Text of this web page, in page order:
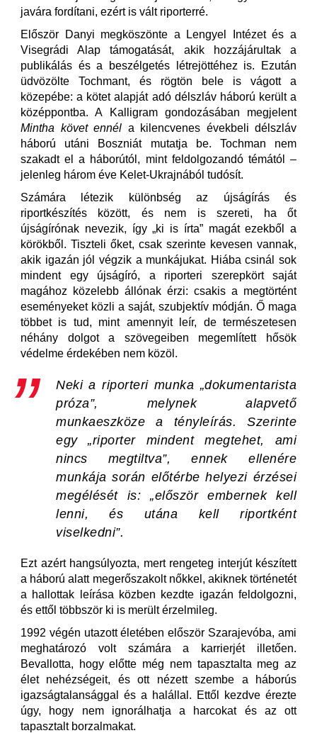
javára fordítani, ezért is vált riporterré.
Először Danyi megköszönte a Lengyel Intézet és a
Visegrádi Alap támogatását, akik hozzájárultak a
publikálás és a beszélgetés létrejöttéhez is. Ezután
üdvözölte Tochmant, és rögtön bele is vágott a
közepébe: a kötet alapját adó délszláv háború került a
középpontba. A Kalligram gondozásában megjelent
Mintha követ ennél a kilencvenes évekbeli délszláv
háború utáni Boszniát mutatja be. Tochman nem
szakadt el a háborútól, mint feldolgozandó témától –
jelenleg három éve Kelet-Ukrajnából tudósít.
Számára létezik különbség az újságírás és
riportkészítés között, és nem is szereti, ha őt
újságírónak nevezik, így „ki is írta” magát ezekből a
körökből. Tiszteli őket, csak szerinte kevesen vannak,
akik igazán jól végzik a munkájukat. Hiába csinál sok
mindent egy újságíró, a riporteri szerepkört saját
magához közelebb állónak érzi: csakis a megtörtént
eseményeket közli a saját, szubjektív módján. Ő maga
többet is tud, mint amennyit leír, de természetesen
néhány dolgot a szövegeiben megemlített hősök
védelme érdekében nem közöl.
Neki a riporteri munka „dokumentarista
próza”, melynek alapvető
munkaeszköze a tényleírás. Szerinte
egy „riporter mindent megtehet, ami
nincs megtiltva”, ennek ellenére
munkája során előtérbe helyezi érzései
megélését is: „először embernek kell
lenni, és utána kell riportként
viselkedni”.
Ezt azért hangsúlyozta, mert rengeteg interjút készített
a háború alatt megerőszakolt nőkkel, akiknek történetét
a hallottak leírása közben kezdte igazán feldolgozni,
és ettől többször ki is merült érzelmileg.
1992 végén utazott életében először Szarajevóba, ami
meghatározó volt számára a karrierjét illetően.
Bevallotta, hogy előtte még nem tapasztalta meg az
élet nehézségeit, és ott nézett szembe a háborús
igazságtalansággal és a halállal. Ettől kezdve érezte
úgy, hogy nem ignorálhatja a harcokat és az ott
tapasztalt borzalmakat.